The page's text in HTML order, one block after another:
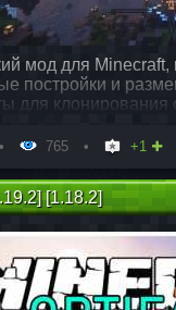
мод для
постройки и
для
765 +1
[1.18.2]